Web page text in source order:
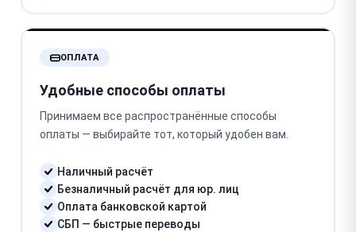
ОПЛАТА
Удобные способы оплаты
Принимаем все распространённые способы
оплаты — выбирайте тот, который удобен вам.
Наличный расчёт
Безналичный расчёт для юр. лиц
Оплата банковской картой
СБП — быстрые переводы